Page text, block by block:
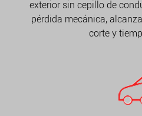
exterior sin cepillo de
pérdida mecánica,
corte y